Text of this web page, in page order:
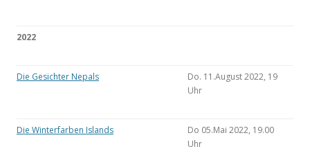
2022
Die Gesichter Nepals
Do. 11.August 2022, 19
Uhr
Die Winterfarben Islands
Do 05.Mai 2022, 19.00
Uhr